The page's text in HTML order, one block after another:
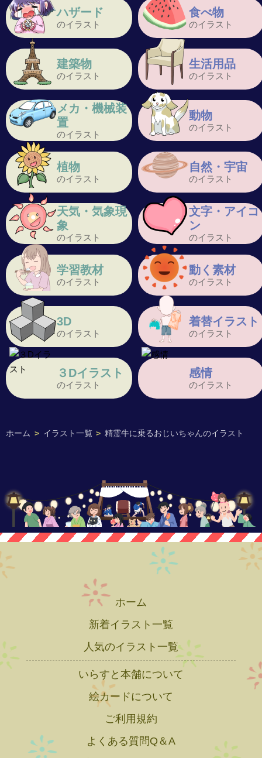
ホーム > イラスト一覧 > 精霊牛に乗るおじいちゃんのイラスト
ハザード
のイラスト
食べ物
のイラスト
建築物
のイラスト
生活用品
のイラスト
メカ・機械装
置
のイラスト
動物
のイラスト
植物
のイラスト
自然・宇宙
のイラスト
天気・気象現
象
のイラスト
文字・アイコ
ン
のイラスト
学習教材
のイラスト
動く素材
のイラスト
3D
のイラスト
着替イラスト
のイラスト
３Dイラスト
のイラスト
感情
のイラスト
ホーム
新着イラスト一覧
人気のイラスト一覧
いらすと本舗について
絵カードについて
ご利用規約
よくある質問Q＆A